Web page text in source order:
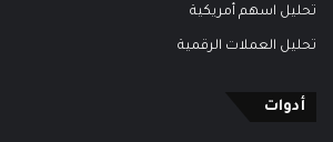
تحليل اسهم أمريكية
تحليل العملات الرقمية
أدوات